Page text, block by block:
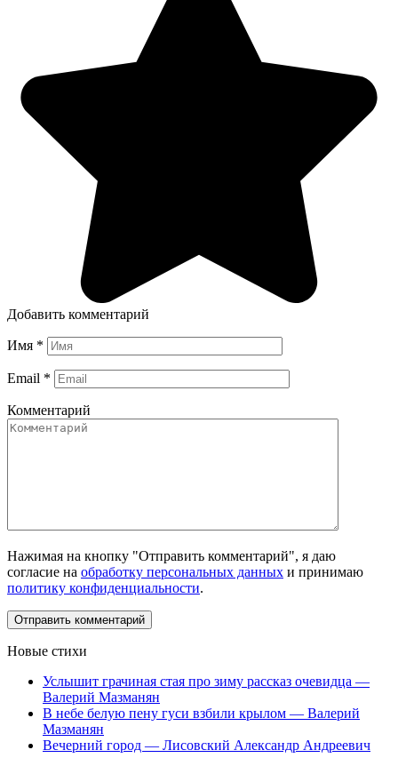
Добавить комментарий
Имя *
Email *
Комментарий
Нажимая на кнопку "Отправить комментарий", я даю
согласие на обработку персональных данных и принимаю
политику конфиденциальности.
Новые стихи
Услышит грачиная стая про зиму рассказ очевидца —
Валерий Мазманян
В небе белую пену гуси взбили крылом — Валерий
Мазманян
Вечерний город — Лисовский Александр Андреевич